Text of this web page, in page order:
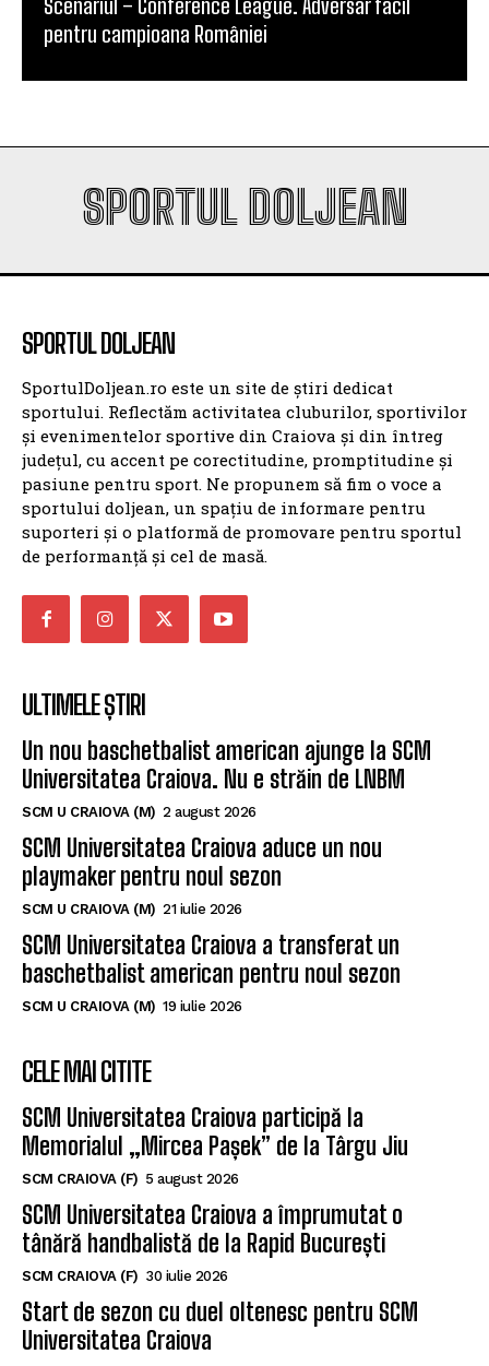
SPORTUL DOLJEAN
SportulDoljean.ro este un site de știri dedicat
și evenimentelor sportive din Craiova și din întreg
județul, cu accent pe corectitudine, promptitudine și
pasiune pentru sport. Ne propunem să fim o voce a
sportului doljean, un spațiu de informare pentru
suporteri și o platformă de promovare pentru sportul
de performanță și cel de masă.
Un nou baschetbalist american ajunge la SCM
Universitatea Craiova. Nu e străin de LNBM
SCM U CRAIOVA (M) 2 august 2026
SCM Universitatea Craiova aduce un nou
playmaker pentru noul sezon
SCM U CRAIOVA (M) 21 iulie 2026
SCM Universitatea Craiova a transferat un
baschetbalist american pentru noul sezon
SCM U CRAIOVA (M) 19 iulie 2026
CELE MAI CITITE
SCM Universitatea Craiova participă la
SCM CRAIOVA (F) 5 august 2026
SCM Universitatea Craiova a împrumutat o
tânără handbalistă de la Rapid București
SCM CRAIOVA (F) 30 iulie 2026
Start de sezon cu duel oltenesc pentru SCM
Universitatea Craiova
SCM CRAIOVA (F) 23 iunie 2026